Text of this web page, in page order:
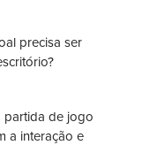
precisa ser
partida de jogo
a interação e